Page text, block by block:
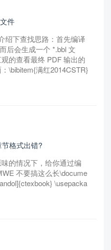
件
绍下查找思路：首先编译
后会生成一个 *.bbl 文
的查看最终 PDF 输出的
\bibitem{满红2014CSTR}
格式出错?
的情况下，给你通过编
不要搞这么长\docume
\usepacka